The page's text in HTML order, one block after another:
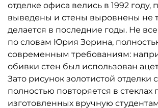
отделке офиса велись в 1992 году,
выведены и стены выровнены не
делается в последние годы. Не
по словам Юрия Зорина,
современным требованиям:
обивки стен был использован
Зато рисунок золотистой отделки
полностью повторяется в стеклах
изготовленных вручную